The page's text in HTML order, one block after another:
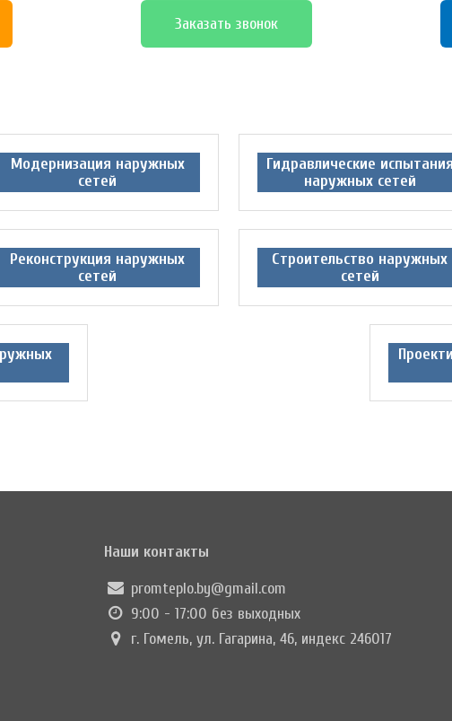
Заказать звонок
Модернизация наружных
сетей
Гидравлические испытания
наружных сетей
Реконструкция наружных
сетей
Строительство наружных
сетей
Наши контакты
promteplo.by@gmail.com
9:00 - 17:00 без выходных
г. Гомель, ул. Гагарина, 46, индекс 246017